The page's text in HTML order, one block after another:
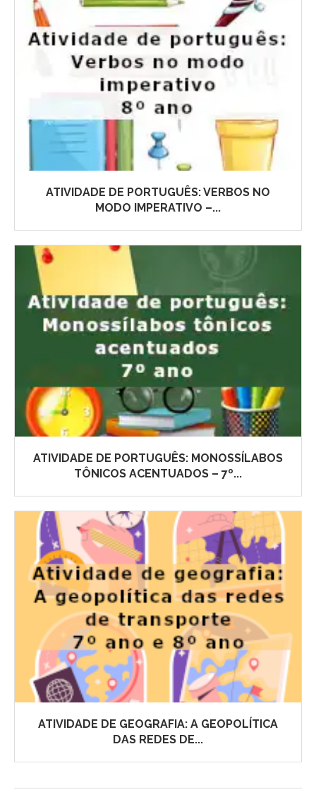
ATIVIDADE DE PORTUGUÊS: VERBOS NO
MODO IMPERATIVO –...
ATIVIDADE DE PORTUGUÊS: MONOSSÍLABOS
TÔNICOS ACENTUADOS – 7º...
ATIVIDADE DE GEOGRAFIA: A GEOPOLÍTICA
DAS REDES DE...